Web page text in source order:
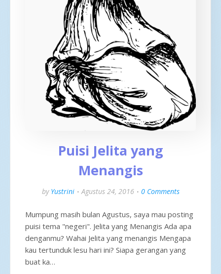
Puisi Jelita yang
Menangis
by Yustrini Agustus 24, 2016 0 Comments
Mumpung masih bulan Agustus, saya mau posting
puisi tema "negeri". Jelita yang Menangis Ada apa
denganmu? Wahai Jelita yang menangis Mengapa
kau tertunduk lesu hari ini? Siapa gerangan yang
buat ka…